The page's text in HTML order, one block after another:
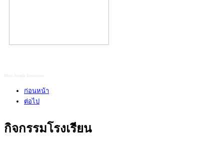
More Joomla Extensions
ก่อนหน้า
ต่อไป
กิจกรรมโรงเรียน